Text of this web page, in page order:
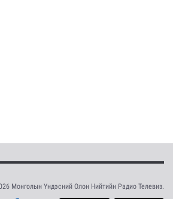
Монголын Үндэсний Олон Нийтийн Радио Телевиз.